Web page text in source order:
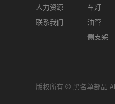
人力资源
联系我们
车灯
油管
侧支架
版权所有 © 黑名单部品